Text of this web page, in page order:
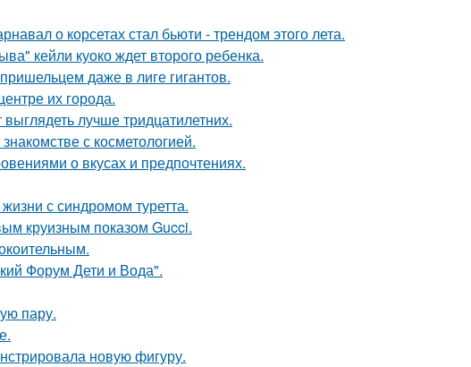
о корсетах стал бьюти - трендом этого лета.
кейли куоко ждет второго ребенка.
даже в лиге гигантов.
их города.
лучше тридцатилетних.
с косметологией.
о вкусах и предпочтениях.
с синдромом туретта.
круизным показом Gucci.
Форум Дети и Вода".
пару.
новую фигуру.